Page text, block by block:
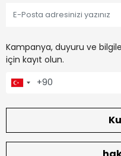
Kampanya, duyuru ve
için kayıt olun.